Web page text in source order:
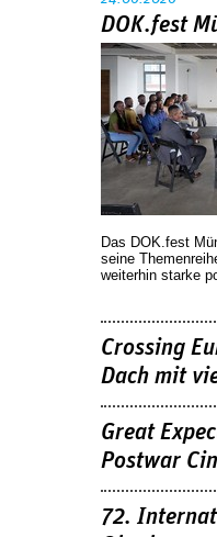
DOK.fest
Das DOK.fest
seine
weiterhin starke
Crossing
Dach mit
Great
Postwar
72.